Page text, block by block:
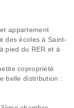
appartement
des écoles à Saint-
pied du RER et à
copropriété
belle distribution :